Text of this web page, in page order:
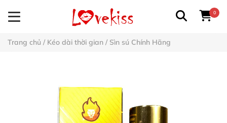
0
Trang chủ / Kéo dài thời gian / Sìn sú Chính Hãng